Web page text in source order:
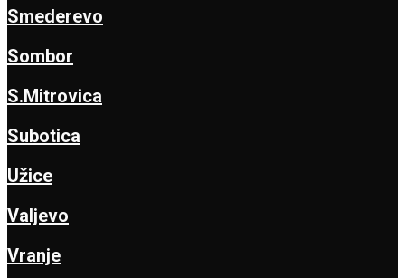
Smederevo
Sombor
S.Mitrovica
Subotica
Užice
Valjevo
Vranje